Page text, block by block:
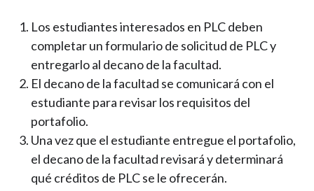
Los estudiantes interesados en PLC deben
completar un formulario de solicitud de PLC y
entregarlo al decano de la facultad.
El decano de la facultad se comunicará con el
estudiante para revisar los requisitos del
portafolio.
Una vez que el estudiante entregue el portafolio,
el decano de la facultad revisará y determinará
qué créditos de PLC se le ofrecerán.